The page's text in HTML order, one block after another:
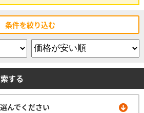
条件を絞り込む
する
んでください